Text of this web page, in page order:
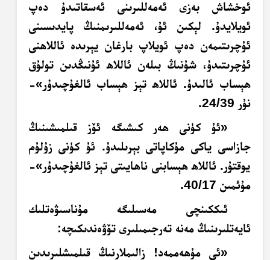
ئوخشاش بەزى ئەمەللىرىنى ئەسقاتىدۇ دەپ
ئويلايدۇ. لېكىن ئۇ، ئەمەللىرىمنىڭ پايدىسىنى
ئۇچرىتىمەن دەپ ئويلاپ بارغان يېرىدە ئاللاھنى
ئۇچرىتىدۇ، شۇنىڭ بىلەن ئاللاھ ئۇنىڭدىن تولۇق
ھېساب ئالىدۇ. ئاللاھ تېز ھېساب ئالغۇچىدۇر»-
نۇر 24/39.
«ئۇ كۈنى ھەر كىشىگە ئۆز قىلمىشىنىڭ
جازاسى ياكى مۇكاپاتى بېرىلىدۇ. ئۇ كۈنى زۇلۇم
يوقتۇر. ئاللاھ ھېسابنى ناھايىتى تېز ئالغۇچىدۇر»-
مۇئمىن 40/17.
ئىككىنچى مەسىلىگە مۇناسىۋەتلىك
ئايەتلىرىنىڭ مەنە تەرجىمىلىرى تۆۋەندىكىچە:
«ئى مۇھەممەد! زالىملارنىڭ قىلمىشلىرىدىن